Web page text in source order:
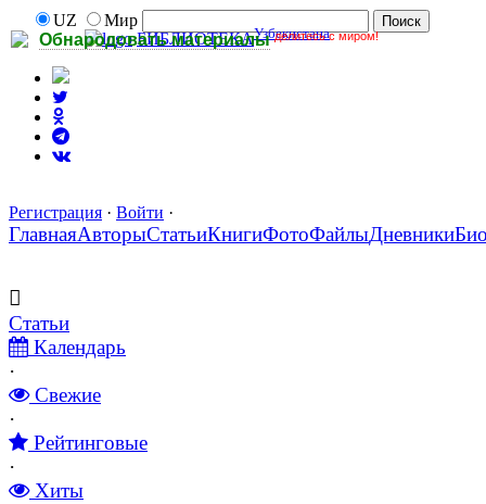
Обнародовать материалы делитесь с миром!
UZ
Мир
БИБЛИОТЕКАУзбекистана
Регистрация · Войти ·
ГлавнаяАвторыСтатьиКнигиФотоФайлыДневники
Статьи
Календарь
·
Свежие
·
Рейтинговые
·
Хиты